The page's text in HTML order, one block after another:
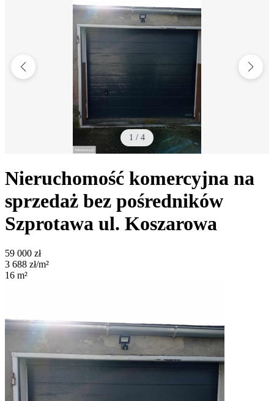
1 / 4
Nieruchomość komercyjna na
sprzedaż bez pośredników
Szprotawa ul. Koszarowa
59 000 zł
3 688 zł/m²
16 m²